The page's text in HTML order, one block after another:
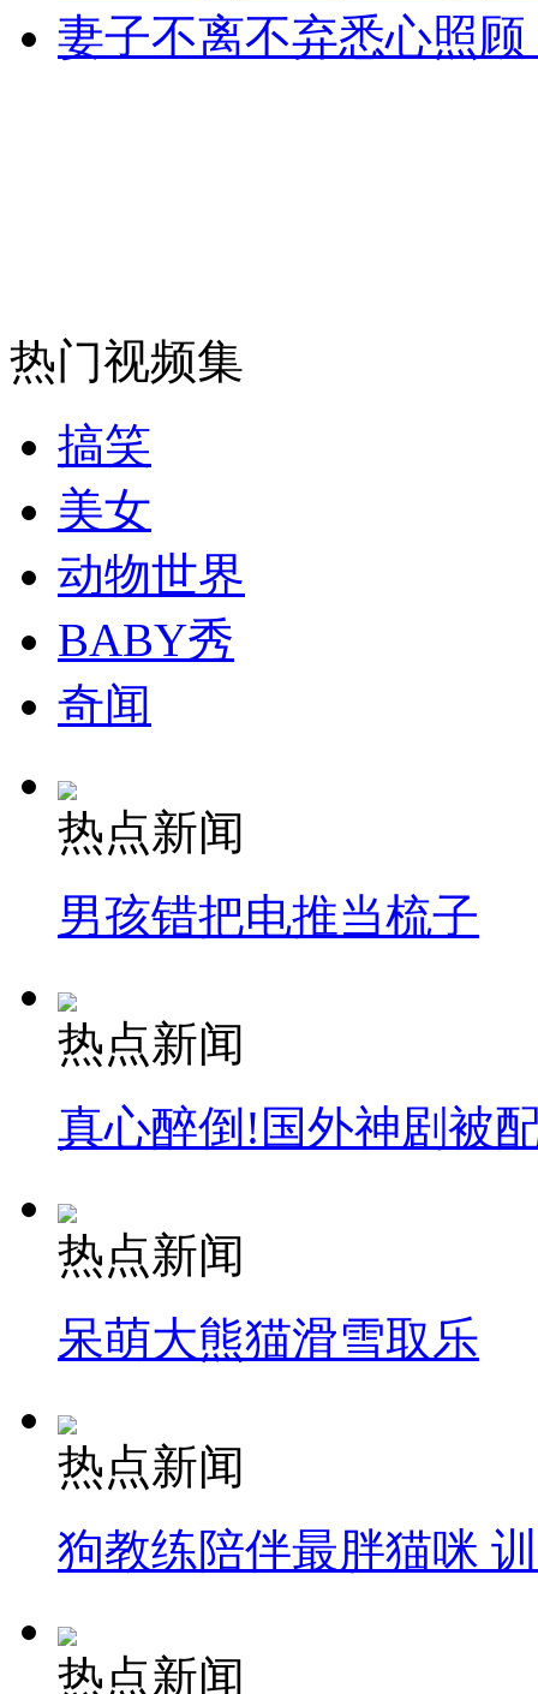
外交部：有关国家言论片面不公正
消防员救轻生者 花炮节热闹非凡
纽约上演“枕头大战”
司机酒驾遇交警 急速倒车逃窜
妻子不离不弃悉心照
热门视频集
搞笑
美女
动物世界
BABY秀
奇闻
热点新闻
男孩错把电推当梳子
热点新闻
真心醉倒!国外神剧被
热点新闻
呆萌大熊猫滑雪取乐
热点新闻
狗教练陪伴最胖猫咪
热点新闻